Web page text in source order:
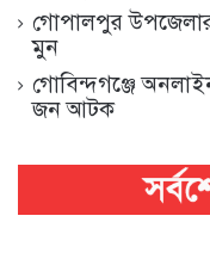
গোপালপুর উপজেলার
মুন
গোবিন্দগঞ্জে
জন আটক